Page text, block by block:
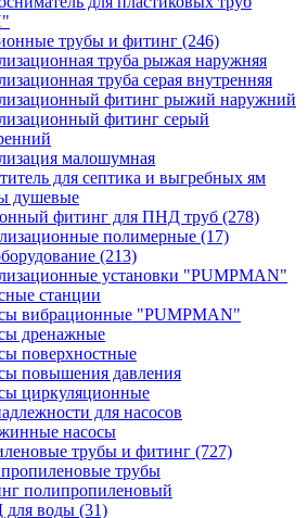
трубы и фитинг (246)
труба рыжая наружняя
труба серая внутренняя
фитинг рыжий наружний
фитинг серый
малошумная
для септика и выгребных ям
душевые
фитинг для ПНД труб (278)
полимерные (17)
(213)
установки "PUMPMAN"
станции
вибрационные "PUMPMAN"
дренажные
поверхностные
повышения давления
циркуляционные
для насосов
насосы
трубы и фитинг (727)
трубы
полипропиленовый
воды (31)